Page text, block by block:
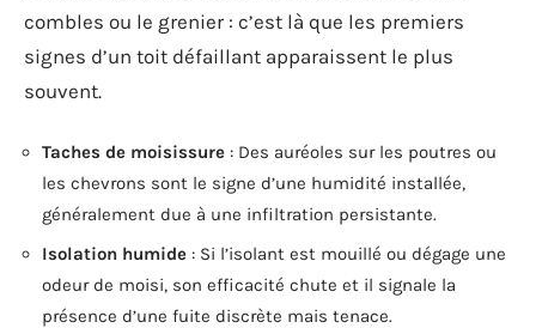
combles ou le grenier : c’est là que les premiers
signes d’un toit défaillant apparaissent le plus
souvent.
Taches de moisissure : Des auréoles sur les poutres ou
les chevrons sont le signe d’une humidité installée,
généralement due à une infiltration persistante.
Isolation humide : Si l’isolant est mouillé ou dégage une
odeur de moisi, son efficacité chute et il signale la
présence d’une fuite discrète mais tenace.